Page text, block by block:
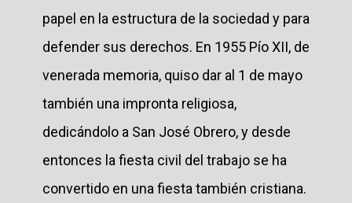
papel en la estructura de la sociedad y para
defender sus derechos. En 1955 Pío XII, de
venerada memoria, quiso dar al 1 de mayo
también una impronta religiosa,
dedicándolo a San José Obrero, y desde
entonces la fiesta civil del trabajo se ha
convertido en una fiesta también cristiana.